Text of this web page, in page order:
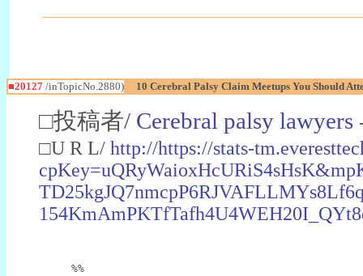
■20127 /inTopicNo.2880) 10 Cerebral Palsy Claim Meetups You Should
□投稿者/ Cerebral palsy lawyers
□U R L/ http://https://stats-
%%